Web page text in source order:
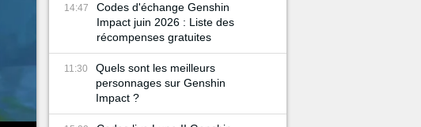
14:47
Codes d'échange Genshin
Impact juin 2026 : Liste des
récompenses gratuites
11:30
Quels sont les meilleurs
personnages sur Genshin
Impact ?